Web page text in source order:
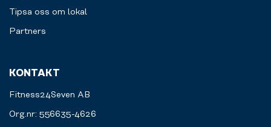
Tipsa oss om lokal
Partners
KONTAKT
Fitness24Seven AB
Org.nr: 556635-4626